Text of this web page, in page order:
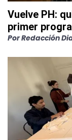
Vuelve PH:
primer
PorRedacción